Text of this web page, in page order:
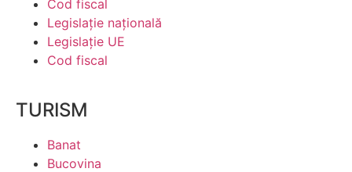
Cod fiscal
Legislaţie naţională
Legislaţie UE
Cod fiscal
TURISM
Banat
Bucovina